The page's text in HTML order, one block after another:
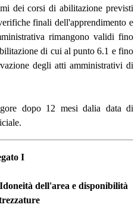
dei corsi di abilitazione previsti
finali dell'apprendimento e
rimangono validi fino
di cui al punto 6.1 e fino
degli atti amministrativi di
dopo 12 mesi dalia data di
I
dell'area e disponibilità